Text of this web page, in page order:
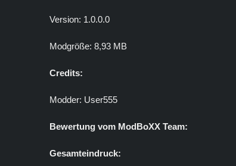
Version: 1.0.0.0
Modgröße: 8,93 MB
Credits:
Modder: User555
Bewertung vom ModBoXX Team:
Gesamteindruck: